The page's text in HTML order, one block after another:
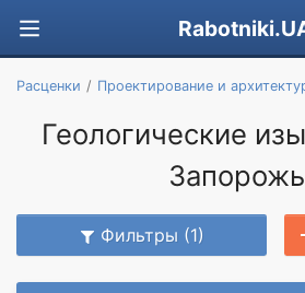
Расценки Проектирование и
Геологические
Фильтры (1)